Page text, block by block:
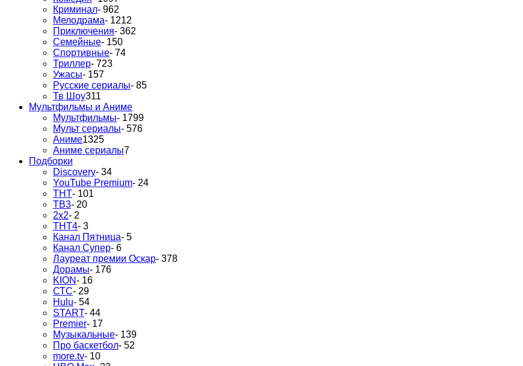
Криминал- 962
Мелодрама- 1212
Приключения- 362
Семейные- 150
Спортивные- 74
Триллер- 723
Ужасы- 157
Русские сериалы- 85
Тв Шоу311
Мультфильмы и Аниме
Мультфильмы- 1799
Мульт сериалы- 576
Аниме1325
Аниме сериалы7
Подборки
Discovery- 34
YouTube Premium- 24
ТНТ- 101
ТВ3- 20
2х2- 2
ТНТ4- 3
Канал Пятница- 5
Канал Супер- 6
Лауреат премии Оскар- 378
Дорамы- 176
KION- 16
СТС- 29
Hulu- 54
START- 44
Premier- 17
Музыкальные- 139
Про баскетбол- 52
more.tv- 10